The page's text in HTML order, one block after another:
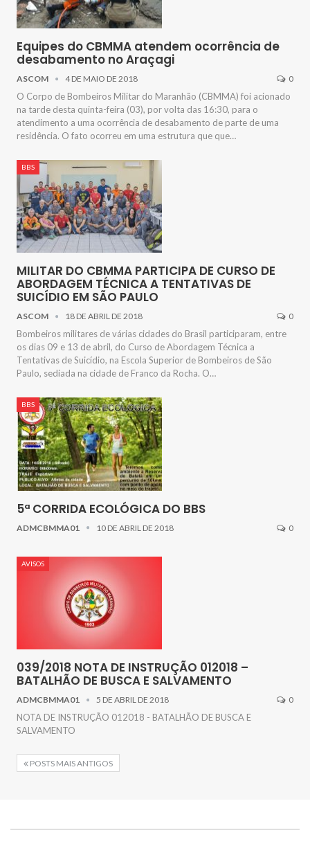
Equipes do CBMMA atendem ocorrência de
desabamento no Araçagi
ASCOM 4 DE MAIO DE 2018 0
O Corpo de Bombeiros Militar do Maranhão (CBMMA) foi acionado
na tarde desta quinta-feira (03), por volta das 16:30, para o
atendimento a uma ocorrência de desabamento de parte de uma
residência. O fato ocorreu em uma estrutura que que…
BBS
MILITAR DO CBMMA PARTICIPA DE CURSO DE
ABORDAGEM TÉCNICA A TENTATIVAS DE
SUICÍDIO EM SÃO PAULO
ASCOM 18 DE ABRIL DE 2018 0
Bombeiros militares de várias cidades do Brasil participaram, entre
os dias 09 e 13 de abril, do Curso de Abordagem Técnica a
Tentativas de Suicídio, na Escola Superior de Bombeiros de São
Paulo, sediada na cidade de Franco da Rocha. O…
BBS
5ª CORRIDA ECOLÓGICA DO BBS
ADMCBMMA01 10 DE ABRIL DE 2018 0
AVISOS
039/2018 NOTA DE INSTRUÇÃO 012018 –
BATALHÃO DE BUSCA E SALVAMENTO
ADMCBMMA01 5 DE ABRIL DE 2018 0
NOTA DE INSTRUÇÃO 012018 - BATALHÃO DE BUSCA E
SALVAMENTO
POSTS MAIS ANTIGOS